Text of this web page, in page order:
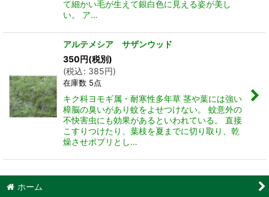
て細かい毛が生えて銀白色に見える姿が美し
い。 ア…
アルテメシア サザンウッド
350円(税別)
(税込: 385円)
在庫数 5点
キク科ヨモギ属・耐寒性多年草 茎や葉には強い
樟脳の臭いがあり蚊をよせつけない。 蚊意外の
不快害虫にも効果があるといわれている。 直接
こすりつけたり、葉枝を夏までに切り取り、乾
燥させポプリとし…
ホーム